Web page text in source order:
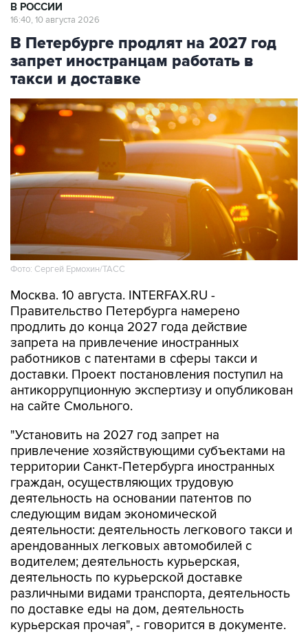
В РОССИИ
16:40, 10 августа 2026
В Петербурге продлят на 2027 год
запрет иностранцам работать в
такси и доставке
Фото: Сергей Ермохин/ТАСС
Москва. 10 августа. INTERFAX.RU -
Правительство Петербурга намерено
продлить до конца 2027 года действие
запрета на привлечение иностранных
работников с патентами в сферы такси и
доставки. Проект постановления поступил на
антикоррупционную экспертизу и опубликован
на сайте Смольного.
"Установить на 2027 год запрет на
привлечение хозяйствующими субъектами на
территории Санкт-Петербурга иностранных
граждан, осуществляющих трудовую
деятельность на основании патентов по
следующим видам экономической
деятельности: деятельность легкового такси и
арендованных легковых автомобилей с
водителем; деятельность курьерская,
деятельность по курьерской доставке
различными видами транспорта, деятельность
по доставке еды на дом, деятельность
курьерская прочая", - говорится в документе.